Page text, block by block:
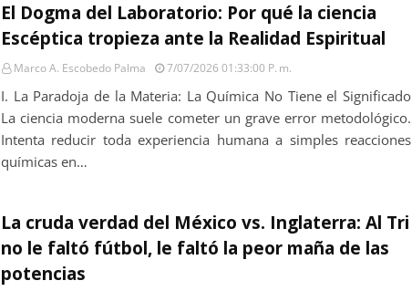
El Dogma del Laboratorio: Por qué la ciencia
Escéptica tropieza ante la Realidad Espiritual
Marco A. Escobedo Palma 7/07/2026 01:33:00 P. M.
I. La Paradoja de la Materia: La Química No Tiene el Significado
La ciencia moderna suele cometer un grave error metodológico.
Intenta reducir toda experiencia humana a simples reacciones
químicas en…
La cruda verdad del México vs. Inglaterra: Al Tri
no le faltó fútbol, le faltó la peor maña de las
potencias